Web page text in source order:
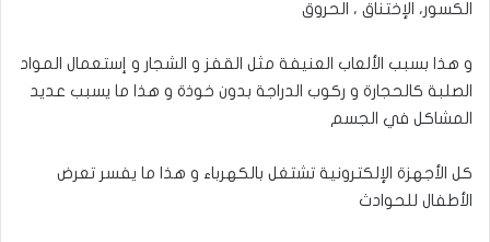
الكسور، الإختناق ، الحروق
و هذا بسبب الألعاب العنيفة مثل القفز و الشجار و إستعمال المواد
الصلبة كالحجارة و ركوب الدراجة بدون خوذة و هذا ما يسبب عديد
المشاكل في الجسم
كل الأجهزة الإلكترونية تشتغل بالكهرباء و هذا ما يفسر تعرض
الأطفال للحوادث